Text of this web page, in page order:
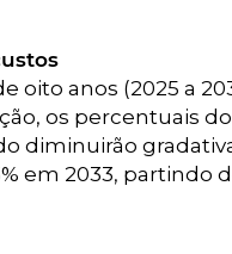
oito anos (2025 a
os percentuais
diminuirão
em 2033, partindo